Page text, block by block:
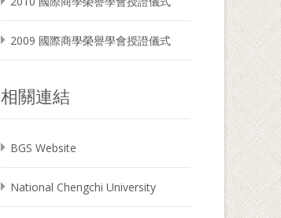
2009 國際商學榮譽學會授證儀式
相關連結
BGS Website
National Chengchi University